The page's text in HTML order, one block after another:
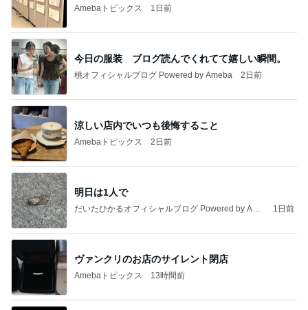
Amebaトピックス 1日前
今日の服装 ブログ読んでくれてて嬉しい瞬間。
桃オフィシャルブログ Powered by Ameba 2日前
涼しい店内でいつも後悔すること
Amebaトピックス 2日前
明日は1人で
だいたひかるオフィシャルブログ Powered by Ame
1日前
ヴァンクリのお店のサイレント閉店
Amebaトピックス 13時間前